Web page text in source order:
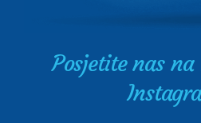
Posjetite nas na